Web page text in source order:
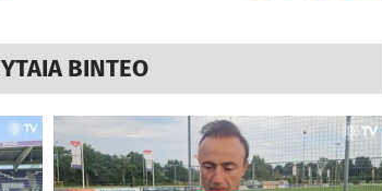
ΒΙΝΤΕΟ